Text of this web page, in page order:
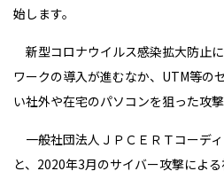
始します。
新型コロナウイルス感染拡大防止
ワークの導入が進むなか、UTM等の
い社外や在宅のパソコンを狙った攻撃
一般社団法人ＪＰＣＥＲＴコーデ
と、2020年3月のサイバー攻撃によ